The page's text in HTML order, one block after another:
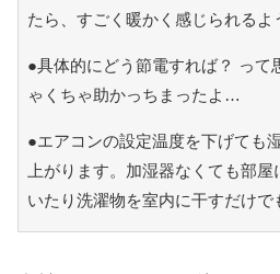
たら、すごく暖かく感じられるよ
●具体的にどう節電すれば？ って
ゃくちゃ助かっちまったよ…
●エアコンの設定温度を下げても
上がります。加湿器なくても部
いたり洗濯物を室内に干すだけで